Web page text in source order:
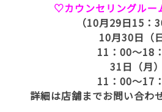
♡カウンセリングル
（10月29日15：
10月30日（日
11：00～18
31日（月）
11：00～17
詳細は店舗までお問い合